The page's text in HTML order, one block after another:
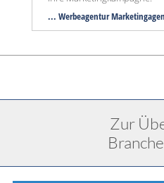
... Werbeagentur
Zur